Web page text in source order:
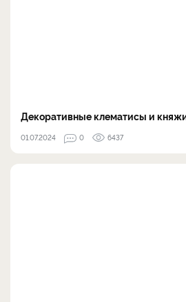
Декоративные клематисы и
01.07.2024 0 6437